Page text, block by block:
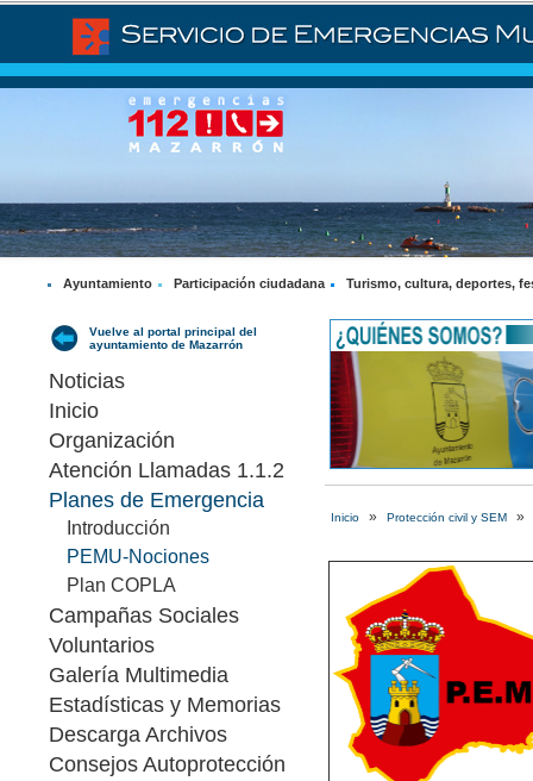
Ayuntamiento Participación ciudadana Turismo, cultura, deportes,
Vuelve al portal principal del
ayuntamiento de Mazarrón
Noticias
Inicio
Organización
Atención Llamadas 1.1.2
Planes de Emergencia
Introducción
PEMU-Nociones
Plan COPLA
Campañas Sociales
Voluntarios
Galería Multimedia
Estadísticas y Memorias
Descarga Archivos
Consejos Autoprotección
Inicio » Protección civil y SEM »